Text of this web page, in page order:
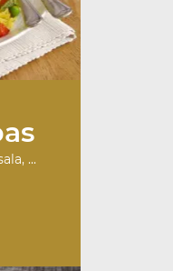
...